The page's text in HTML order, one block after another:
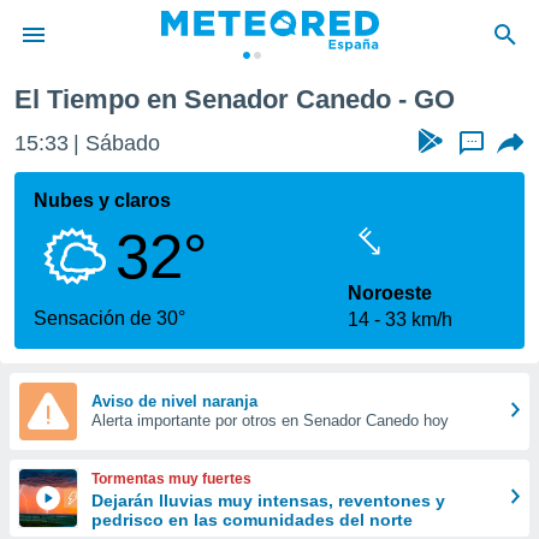
de
por
que se
calidad.
a este
las
y
forma
digital
basada
El Tiempo en Senador Canedo - GO
15:33 Sábado ...
Nubes y claros
32°
Sensación de 30°
Noroeste
14
33 km/h
Aviso de nivel naranja
Alerta importante por otros en Senador Canedo hoy
Tormentas muy fuertes
Dejarán lluvias muy intensas, reventones y
pedrisco en las comunidades del norte